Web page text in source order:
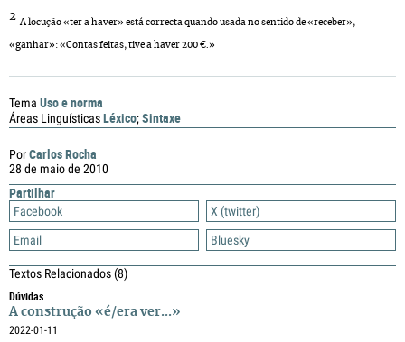
PorCarlos Rocha
28 de maio de 2010
Partilhar
Facebook
X (twitter)
Email
Bluesky
Textos Relacionados(8)
Dúvidas
A construção «é/era ver...»
2022-01-11
2
A locução «ter a haver» está correcta quando usada no sentido de «receber»,
«ganhar»: «Contas feitas, tive a haver 200 €.»
Tema Uso e norma
Áreas LinguísticasLéxico;Sintaxe